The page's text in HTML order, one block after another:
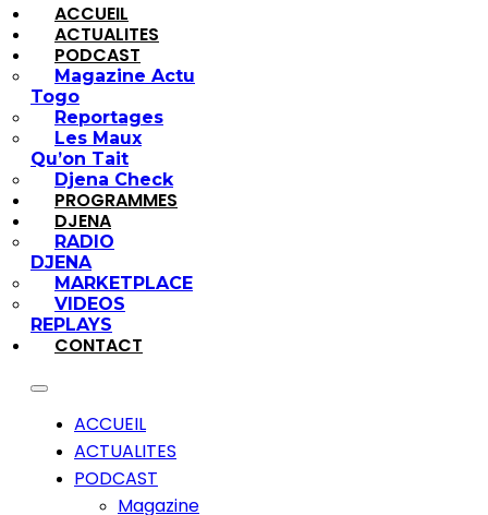
ACCUEIL
ACTUALITES
PODCAST
Magazine Actu
Togo
Reportages
Les Maux
Qu’on Tait
Djena Check
PROGRAMMES
DJENA
RADIO
DJENA
MARKETPLACE
VIDEOS
REPLAYS
CONTACT
ACCUEIL
ACTUALITES
PODCAST
Magazine